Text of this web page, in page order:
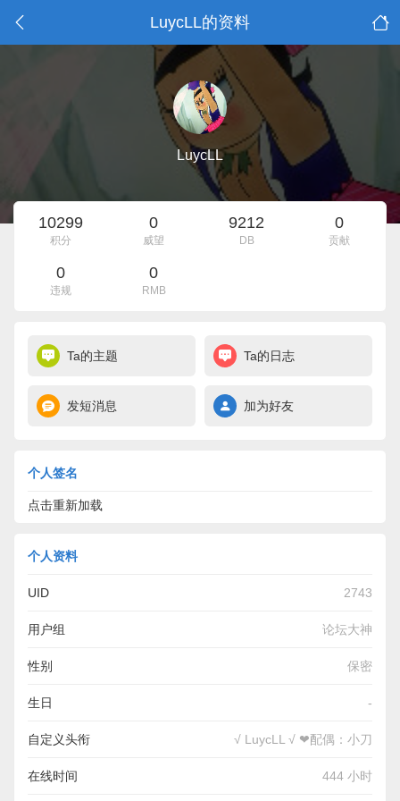
LuycLL的资料
LuycLL
10299
积分
0
威望
9212
DB
0
贡献
0
违规
0
RMB
Ta的主题 Ta的日志
发短消息 加为好友
个人签名
点击重新加载
个人资料
UID 2743
用户组 论坛大神
性别 保密
生日 -
自定义头衔 √ LuycLL √ ❤配偶：小刀
在线时间 444 小时